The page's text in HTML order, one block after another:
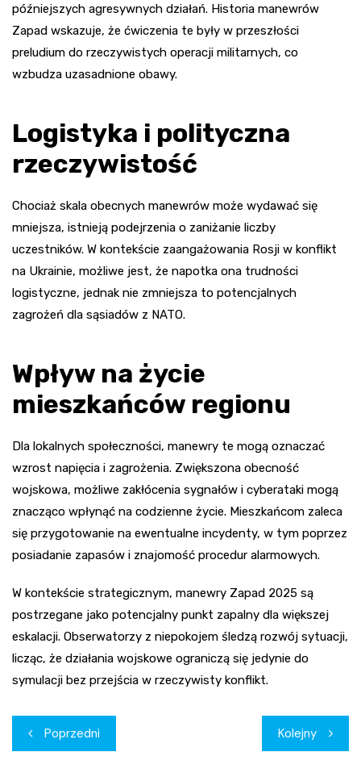
późniejszych agresywnych działań. Historia manewrów
Zapad wskazuje, że ćwiczenia te były w przeszłości
preludium do rzeczywistych operacji militarnych, co
wzbudza uzasadnione obawy.
Logistyka i polityczna
rzeczywistość
Chociaż skala obecnych manewrów może wydawać się
mniejsza, istnieją podejrzenia o zaniżanie liczby
uczestników. W kontekście zaangażowania Rosji w konflikt
na Ukrainie, możliwe jest, że napotka ona trudności
logistyczne, jednak nie zmniejsza to potencjalnych
zagrożeń dla sąsiadów z NATO.
Wpływ na życie
mieszkańców regionu
Dla lokalnych społeczności, manewry te mogą oznaczać
wzrost napięcia i zagrożenia. Zwiększona obecność
wojskowa, możliwe zakłócenia sygnałów i cyberataki mogą
znacząco wpłynąć na codzienne życie. Mieszkańcom zaleca
się przygotowanie na ewentualne incydenty, w tym poprzez
posiadanie zapasów i znajomość procedur alarmowych.
W kontekście strategicznym, manewry Zapad 2025 są
postrzegane jako potencjalny punkt zapalny dla większej
eskalacji. Obserwatorzy z niepokojem śledzą rozwój sytuacji,
licząc, że działania wojskowe ograniczą się jedynie do
symulacji bez przejścia w rzeczywisty konflikt.
Nawigacja
wpisu
Poprzedni Kolejny